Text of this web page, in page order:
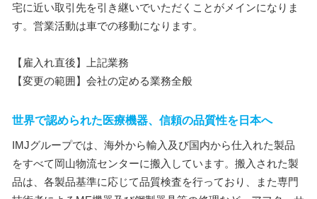
宅に近い取引先を引き継いでいただくことがメインになりま
す。営業活動は車での移動になります。
【雇入れ直後】上記業務
【変更の範囲】会社の定める業務全般
世界で認められた医療機器、信頼の品質性を日本へ
IMJグループでは、海外から輸入及び国内から仕入れた製品
をすべて岡山物流センターに搬入しています。搬入された製
品は、各製品基準に応じて品質検査を行っており、また専門